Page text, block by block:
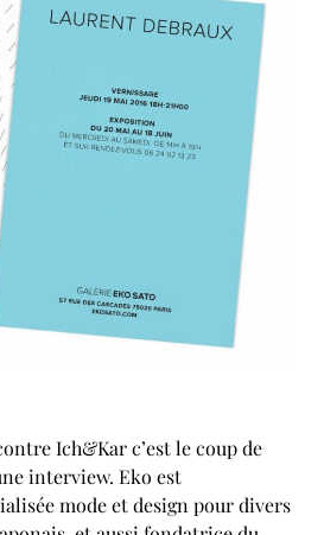
Ich&Kar c’est le coup de
interview. Eko est
mode et design pour divers